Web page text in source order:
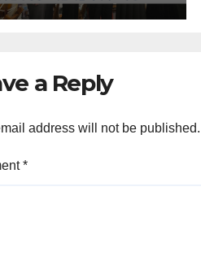
a Reply
address will not be published.
*